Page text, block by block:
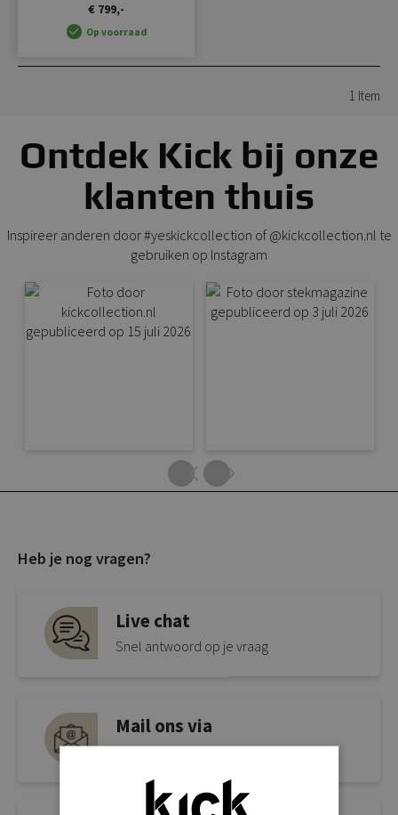
€ 799,-
Op voorraad
1 Item
Ontdek Kick bij onze
klanten thuis
Inspireer anderen door #yeskickcollection of @kickcollection.nl te
gebruiken op Instagram
Heb je nog vragen?
Live chat
Snel antwoord op je vraag
Mail ons via
info@kickcollection.nl